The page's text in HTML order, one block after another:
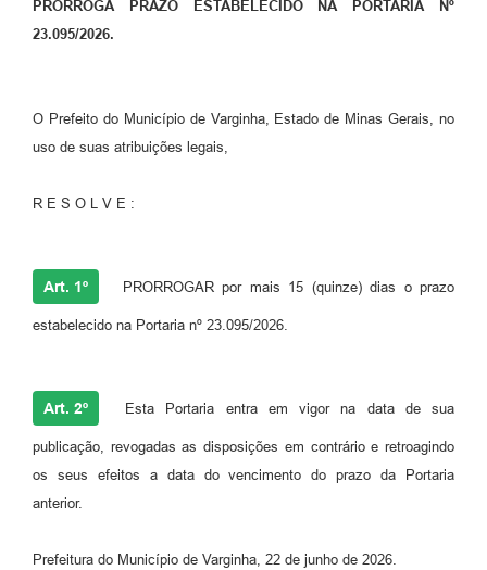
PRORROGA PRAZO ESTABELECIDO NA PORTARIA Nº
23.095/2026.
O Prefeito do Município de Varginha, Estado de Minas Gerais, no
uso de suas atribuições legais,
R E S O L V E :
Art. 1º PRORROGAR por mais 15 (quinze) dias o prazo
estabelecido na Portaria nº 23.095/2026.
Art. 2º Esta Portaria entra em vigor na data de sua
publicação, revogadas as disposições em contrário e retroagindo
os seus efeitos a data do vencimento do prazo da Portaria
anterior.
Prefeitura do Município de Varginha, 22 de junho de 2026.